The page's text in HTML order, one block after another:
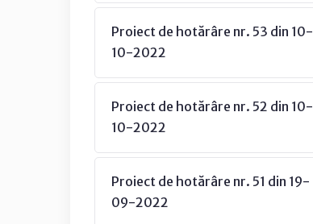
Proiect de hotărâre nr. 53 din 10-
10-2022
Proiect de hotărâre nr. 52 din 10-
10-2022
Proiect de hotărâre nr. 51 din 19-
09-2022